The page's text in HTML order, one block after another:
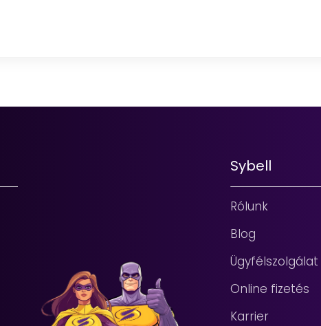
Sybell
Rólunk
Blog
Ügyfélszolgálat
Online fizetés
Karrier